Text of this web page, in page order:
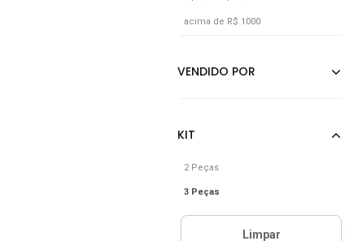
acima de R$ 1000
2 Peças
3 Peças